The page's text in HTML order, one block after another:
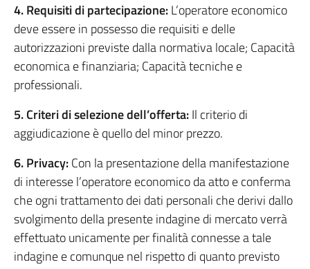
4. Requisiti di partecipazione:L’operatore economico
deve essere in possesso die requisiti e delle
autorizzazioni previste dalla normativa locale; Capacità
economica e finanziaria; Capacità tecniche e
professionali.
5. Criteri di selezione dell’offerta:Il criterio di
aggiudicazione è quello del minor prezzo.
6. Privacy:Con la presentazione della manifestazione
di interesse l’operatore economico da atto e conferma
che ogni trattamento dei dati personali che derivi dallo
svolgimento della presente indagine di mercato verrà
effettuato unicamente per finalità connesse a tale
indagine e comunque nel rispetto di quanto previsto